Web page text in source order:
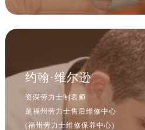
约翰·维尔逊
资深劳力士制表师
是福州劳力士售后维修中心
(福州劳力士维修保养中心)